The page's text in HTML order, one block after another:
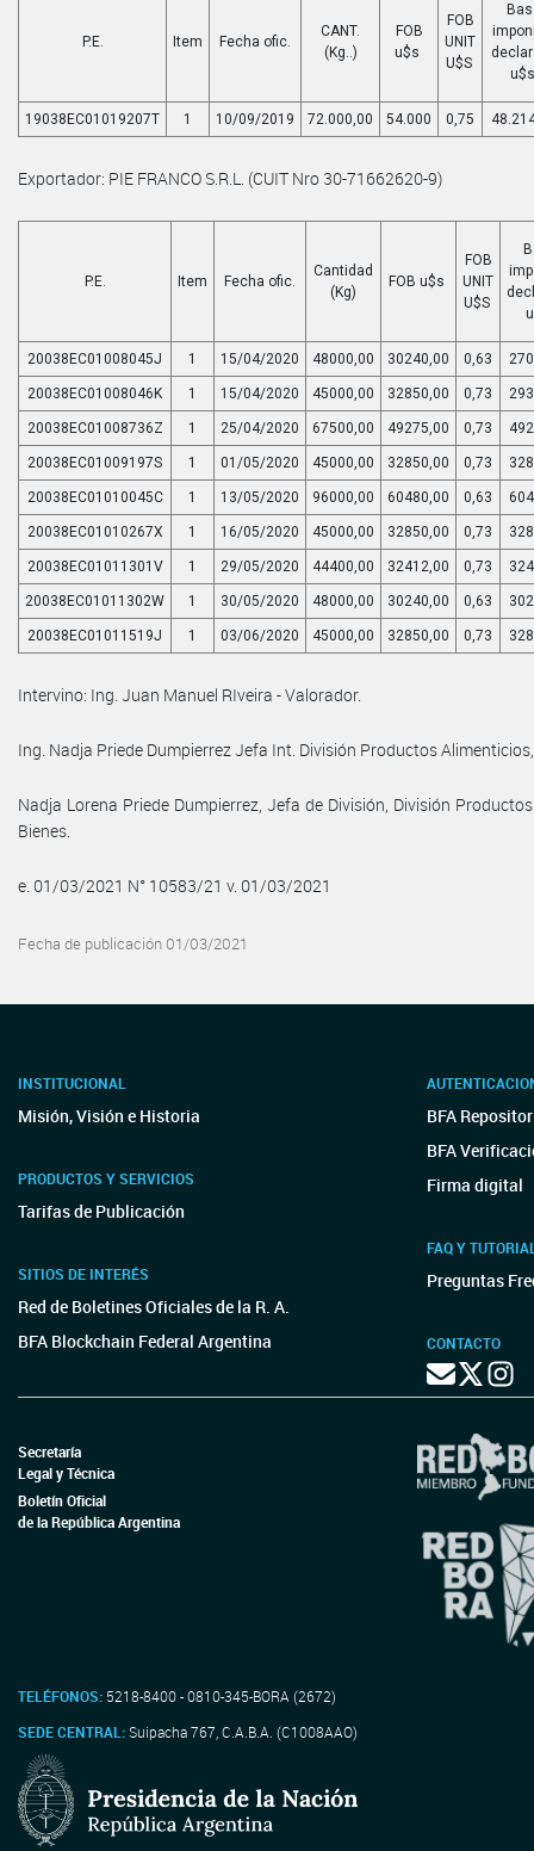
P.E. Item Fecha ofic.
CANT.
(Kg..)
FOB
u$s
FOB
UNIT
U$S
19038EC01019207T 1 10/09/2019 72.000,00 54.000 0,75
Exportador: PIE FRANCO S.R.L. (CUIT Nro 30-71662620-9)
P.E. Item Fecha ofic.
Cantidad
(Kg)
FOB u$s
FOB
UNIT
U$S
20038EC01008045J 1 15/04/2020 48000,00 30240,00 0,63
20038EC01008046K 1 15/04/2020 45000,00 32850,00 0,73
20038EC01008736Z 1 25/04/2020 67500,00 49275,00 0,73
20038EC01009197S 1 01/05/2020 45000,00 32850,00 0,73
20038EC01010045C 1 13/05/2020 96000,00 60480,00 0,63
20038EC01010267X 1 16/05/2020 45000,00 32850,00 0,73
20038EC01011301V 1 29/05/2020 44400,00 32412,00 0,73
20038EC01011302W 1 30/05/2020 48000,00 30240,00 0,63
20038EC01011519J 1 03/06/2020 45000,00 32850,00 0,73
Intervino: Ing. Juan Manuel RIveira - Valorador.
Ing. Nadja Priede Dumpierrez Jefa Int. División Productos
Nadja Lorena Priede Dumpierrez, Jefa de División, División
Bienes.
e. 01/03/2021 N° 10583/21 v. 01/03/2021
Fecha de publicación 01/03/2021
INSTITUCIONAL
Misión, Visión e Historia
PRODUCTOS Y SERVICIOS
Tarifas de Publicación
SITIOS DE INTERÉS
Red de Boletines Oficiales de la R. A.
BFA Blockchain Federal Argentina
BFA
BFA
Firma digital
FAQ Y
Preguntas
CONTACTO
Secretaría
Legal y Técnica
Boletín Oficial
de la República Argentina
TELÉFONOS: 5218-8400 - 0810-345-BORA (2672)
SEDE CENTRAL:Suipacha 767, C.A.B.A. (C1008AAO)